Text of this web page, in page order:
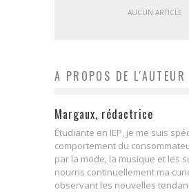
AUCUN ARTICLE
A PROPOS DE L'AUTEUR
Margaux, rédactrice
Étudiante en IEP, je me suis
comportement du
par la mode, la musique et les
nourris continuellement ma
observant les nouvelles